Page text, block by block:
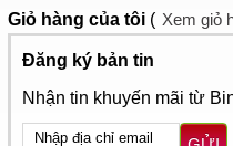
Giỏ hàng của tôi ( Xem giỏ
Đăng ký bản tin
Nhận tin khuyến mãi từ